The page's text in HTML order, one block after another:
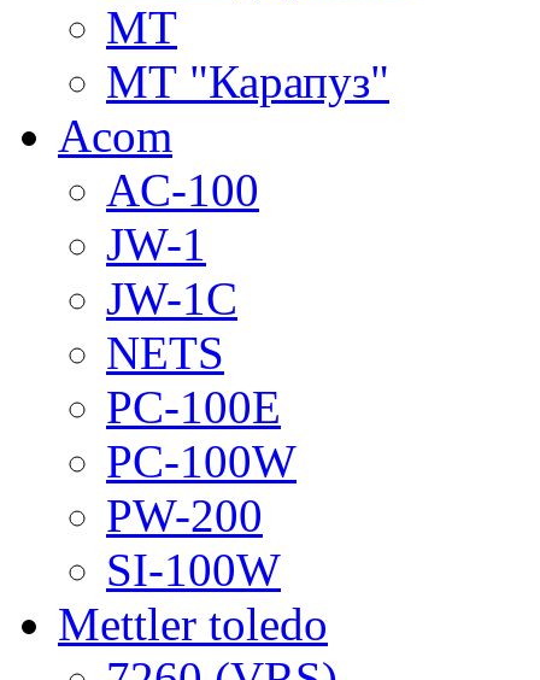
МТ
МТ "Карапуз"
Acom
AC-100
JW-1
JW-1C
NETS
PC-100E
PC-100W
PW-200
SI-100W
Mettler toledo